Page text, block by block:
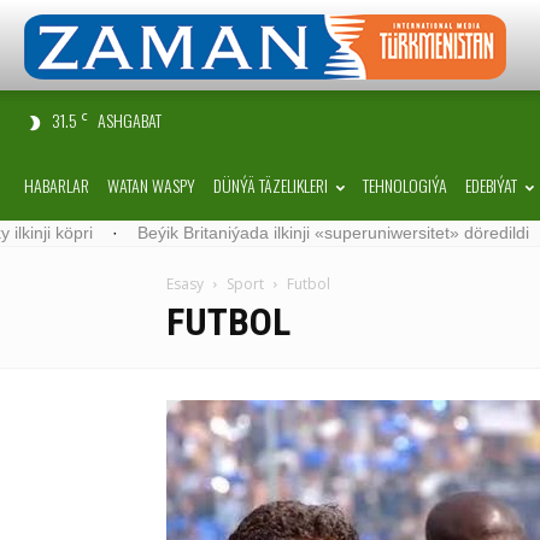
31.5 C ASHGABAT
HABARLAR WATAN WASPY DÜNÝÄ TÄZELIKLERI TEHNOLOGIÝA EDEBIÝAT
Beýik Britaniýada ilkinji «superuniwersitet» döredildi ·
Esasy Sport Futbol
FUTBOL